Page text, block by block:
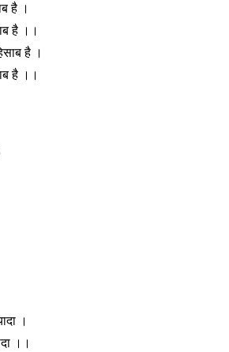
है ।
है ।।
है ।
है ।।
।
।।